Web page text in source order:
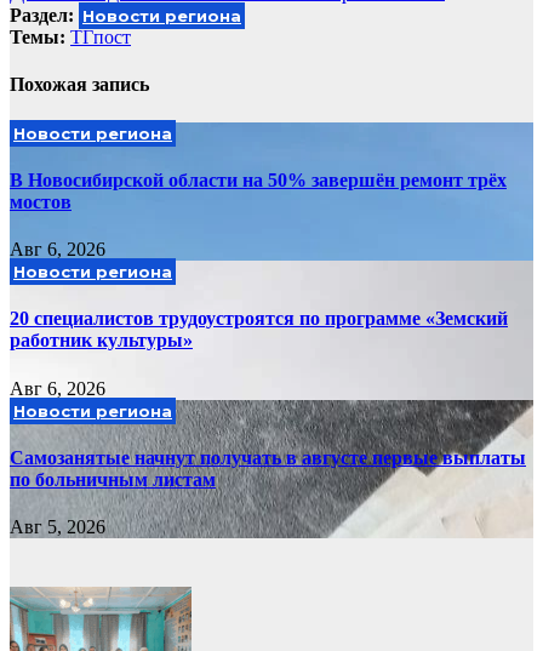
записям
Раздел: Новости региона
Темы: ТГпост
Похожая запись
Новости региона
В Новосибирской области на 50% завершён ремонт трёх
мостов
Авг 6, 2026
Новости региона
20 специалистов трудоустроятся по программе «Земский
работник культуры»
Авг 6, 2026
Новости региона
Самозанятые начнут получать в августе первые выплаты
по больничным листам
Авг 5, 2026